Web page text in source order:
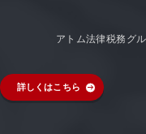
アトム法律税務グ
詳しくはこちら